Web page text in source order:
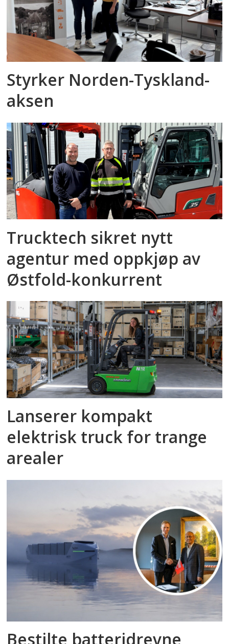
Styrker Norden-Tyskland-
aksen
Trucktech sikret nytt
agentur med oppkjøp av
Østfold-konkurrent
Lanserer kompakt
elektrisk truck for trange
arealer
Bestilte batteridrevne